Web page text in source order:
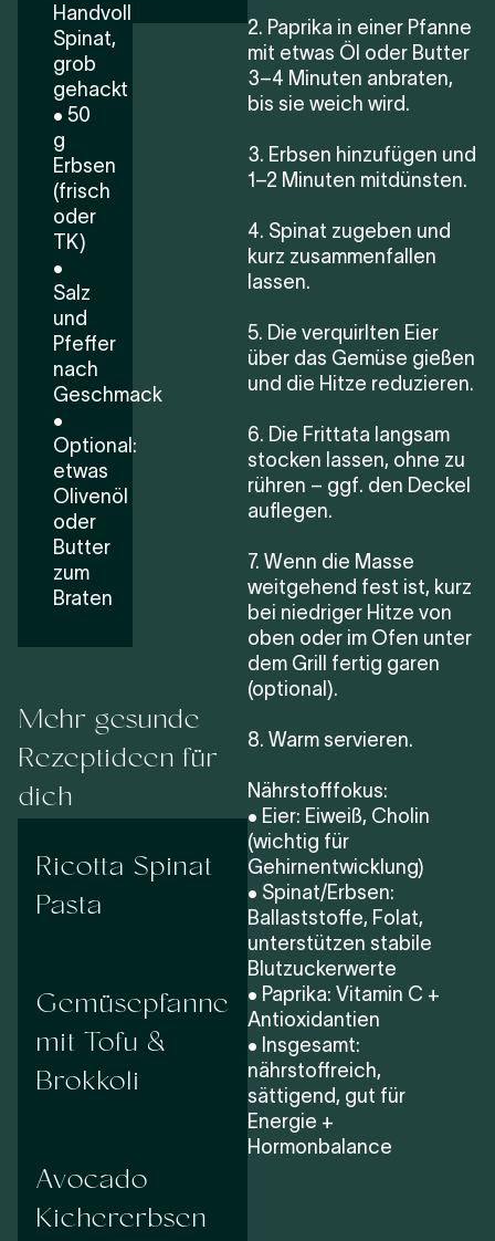
Handvoll
Spinat,
grob
gehackt
• 50
g
Erbsen
(frisch
oder
TK)
•
Salz
und
Pfeffer
nach
Geschmack
•
Optional:
etwas
Olivenöl
oder
Butter
zum
Braten
Mehr gesunde
Rezeptideen für
dich
Ricotta Spinat
Pasta
Gemüsepfanne
mit Tofu &
Brokkoli
Avocado
Kichererbsen
2. Paprika in einer Pfanne
mit etwas Öl oder Butter
3–4 Minuten anbraten,
bis sie weich wird.
3. Erbsen hinzufügen und
1–2 Minuten mitdünsten.
4. Spinat zugeben und
kurz zusammenfallen
lassen.
5. Die verquirlten Eier
über das Gemüse gießen
und die Hitze reduzieren.
6. Die Frittata langsam
stocken lassen, ohne zu
rühren – ggf. den Deckel
auflegen.
7. Wenn die Masse
weitgehend fest ist, kurz
bei niedriger Hitze von
oben oder im Ofen unter
dem Grill fertig garen
(optional).
8. Warm servieren.
Nährstofffokus:
• Eier: Eiweiß, Cholin
(wichtig für
Gehirnentwicklung)
• Spinat/Erbsen:
Ballaststoffe, Folat,
unterstützen stabile
Blutzuckerwerte
• Paprika: Vitamin C +
Antioxidantien
• Insgesamt:
nährstoffreich,
sättigend, gut für
Energie +
Hormonbalance